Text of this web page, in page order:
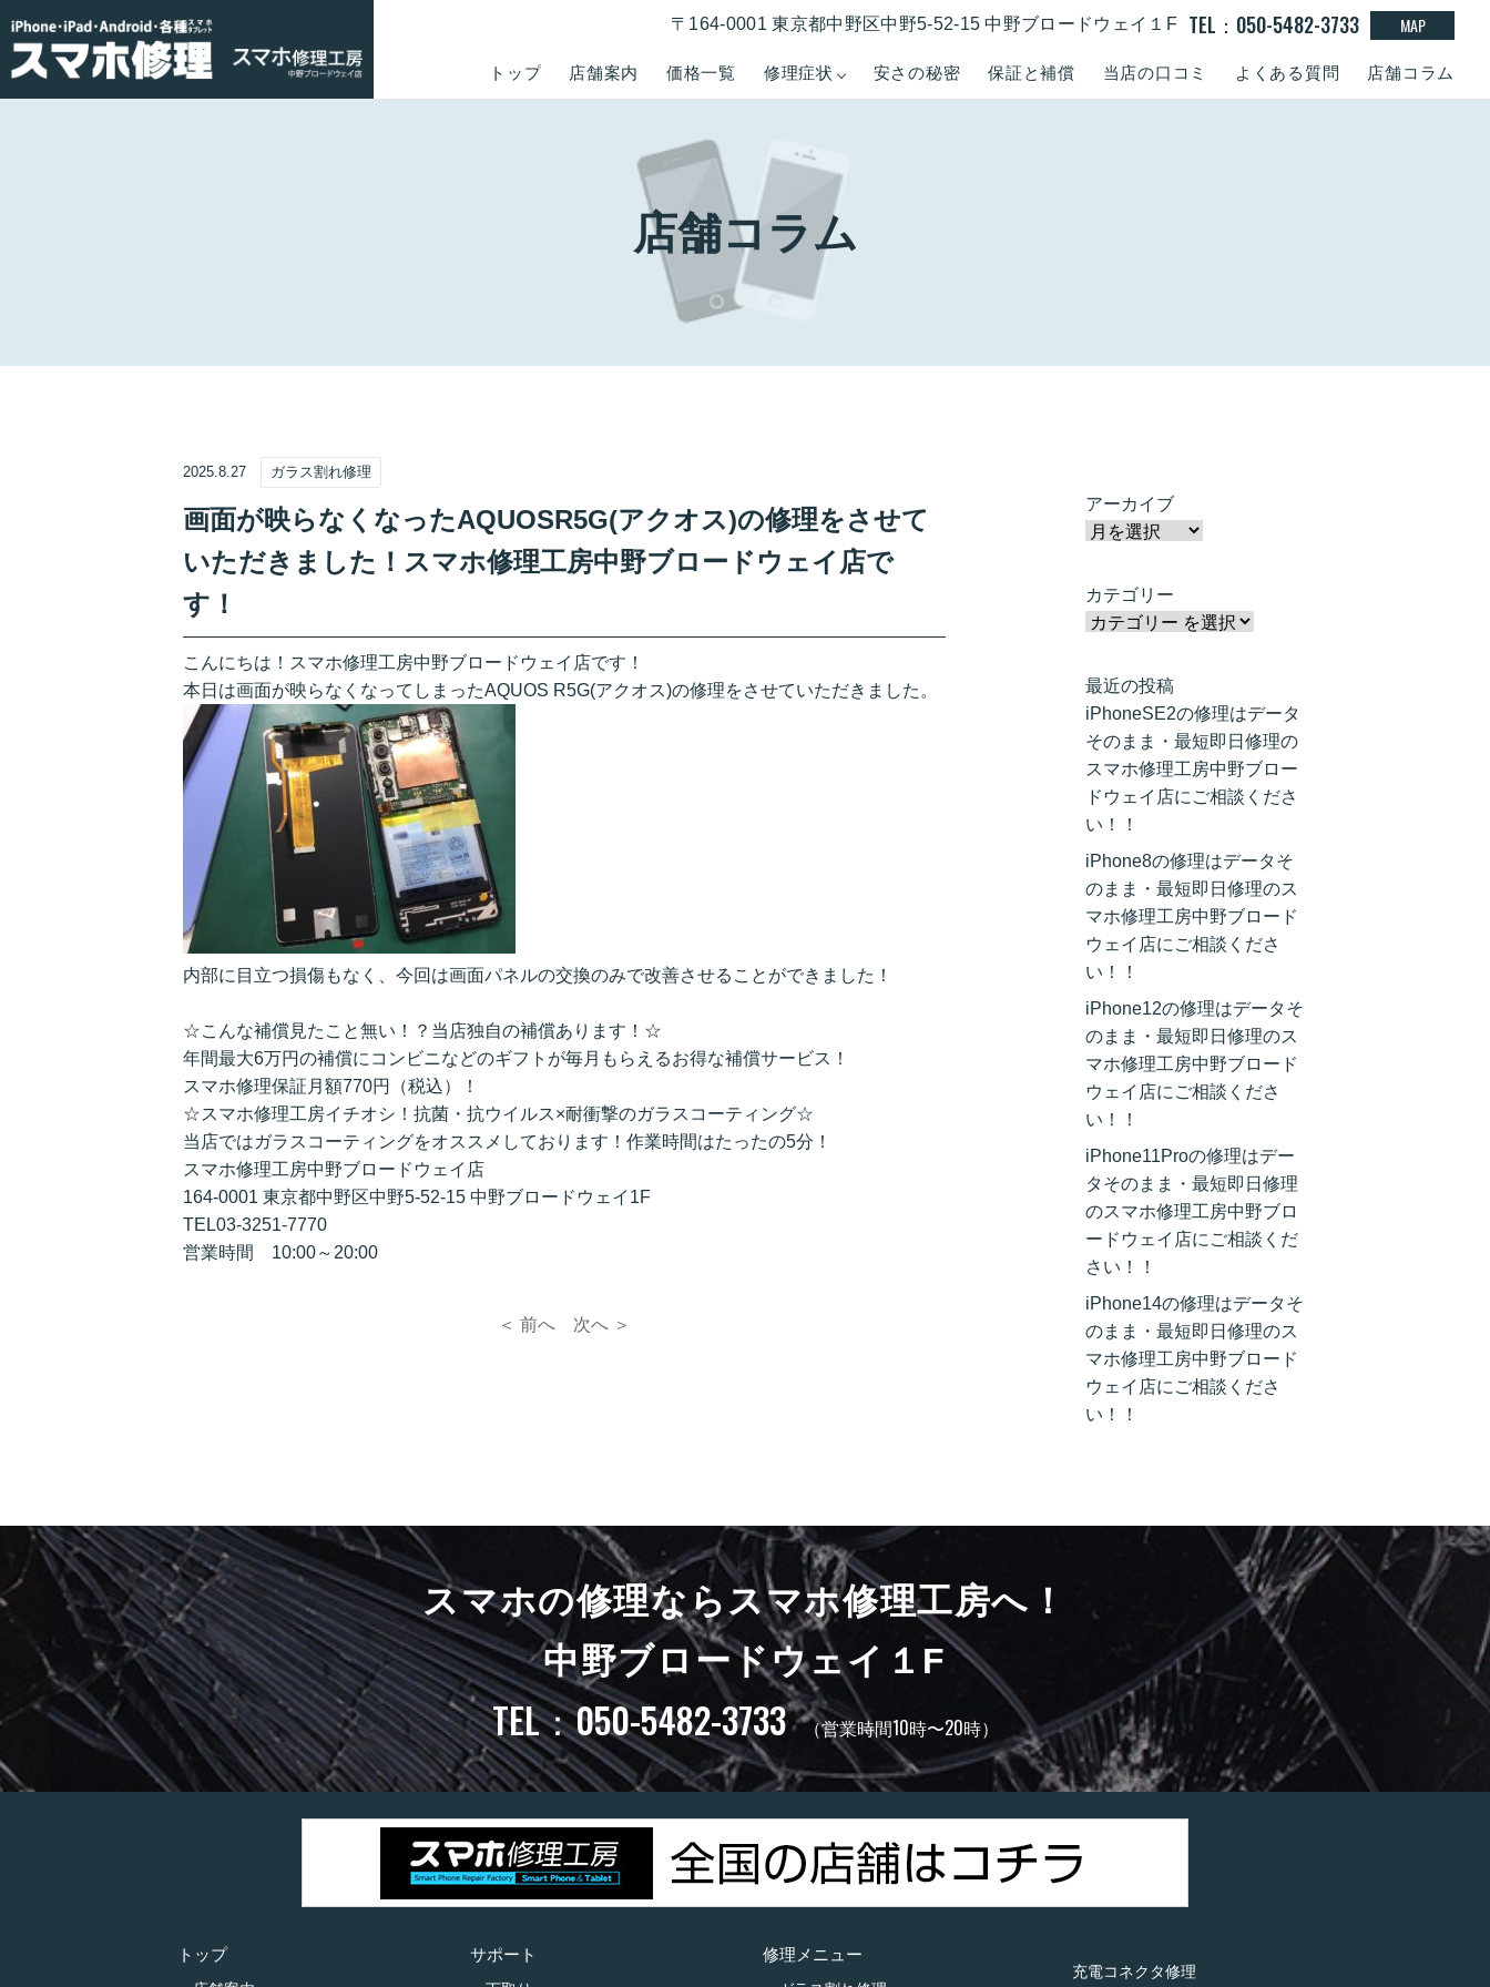
トップ 店舗案内 価格一覧 修理症状 安さの秘密 保証と補償 当店の口コミ よくある質問 店舗コラム
〒164-0001 東京都中野区中野5-52-15 中野ブロードウェイ１F TEL：050-5482-3733 MAP
店舗コラム
2025.8.27 ガラス割れ修理
画面が映らなくなったAQUOSR5G(アクオス)の修理をさせて
いただきました！スマホ修理工房中野ブロードウェイ店で
す！
こんにちは！スマホ修理工房中野ブロードウェイ店です！
本日は画面が映らなくなってしまったAQUOS R5G(アクオス)の修理をさせていただきました。
内部に目立つ損傷もなく、今回は画面パネルの交換のみで改善させることができました！
☆こんな補償見たこと無い！？当店独自の補償あります！☆
年間最大6万円の補償にコンビニなどのギフトが毎月もらえるお得な補償サービス！
スマホ修理保証月額770円（税込）！
☆スマホ修理工房イチオシ！抗菌・抗ウイルス×耐衝撃のガラスコーティング☆
当店ではガラスコーティングをオススメしております！作業時間はたったの5分！
スマホ修理工房中野ブロードウェイ店
164-0001 東京都中野区中野5-52-15 中野ブロードウェイ1F
TEL03-3251-7770
営業時間 10:00～20:00
＜ 前へ 次へ ＞
アーカイブ
カテゴリー
最近の投稿
iPhoneSE2の修理はデータ
そのまま・最短即日修理の
スマホ修理工房中野ブロー
ドウェイ店にご相談くださ
い！！
iPhone8の修理はデータそ
のまま・最短即日修理のス
マホ修理工房中野ブロード
ウェイ店にご相談くださ
い！！
iPhone12の修理はデータそ
のまま・最短即日修理のス
マホ修理工房中野ブロード
ウェイ店にご相談くださ
い！！
iPhone11Proの修理はデー
タそのまま・最短即日修理
のスマホ修理工房中野ブロ
ードウェイ店にご相談くだ
さい！！
iPhone14の修理はデータそ
のまま・最短即日修理のス
マホ修理工房中野ブロード
ウェイ店にご相談くださ
い！！
スマホの修理ならスマホ修理工房へ！
中野ブロードウェイ１F
TEL：050-5482-3733 （営業時間10時〜20時）
トップ サポート 修理メニュー
充電コネクタ修理